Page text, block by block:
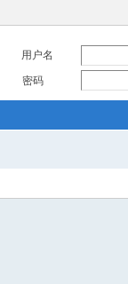
用户名
密码